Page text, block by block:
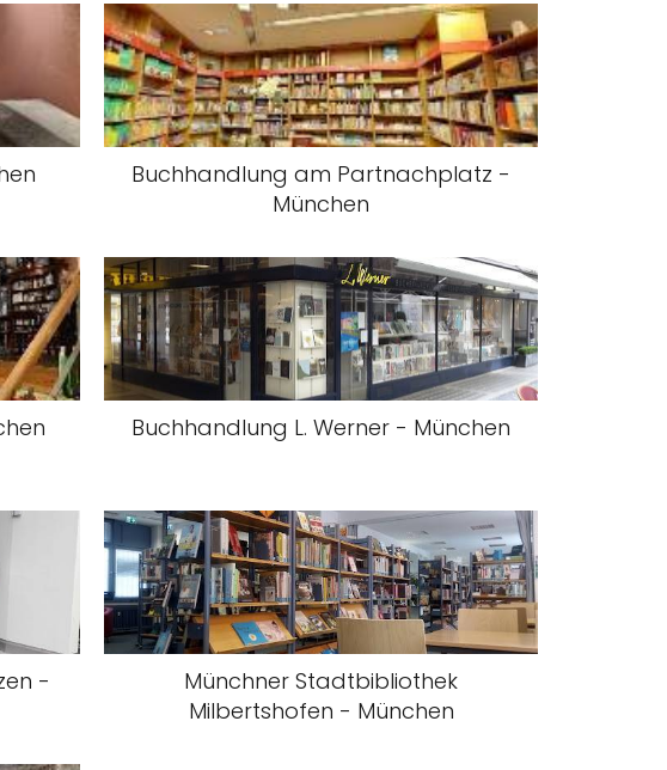
Buchhandlung am Partnachplatz -
München
Buchhandlung L. Werner - München
-
Münchner Stadtbibliothek
Milbertshofen - München